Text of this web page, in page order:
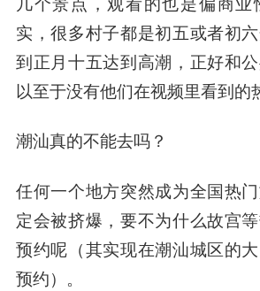
实，很多村子都是初五或者初
到正月十五达到高潮，正好和
以至于没有他们在视频里看到的
潮汕真的不能去吗？
任何一个地方突然成为全国热
定会被挤爆，要不为什么故宫
预约呢（其实现在潮汕城区的
预约）。